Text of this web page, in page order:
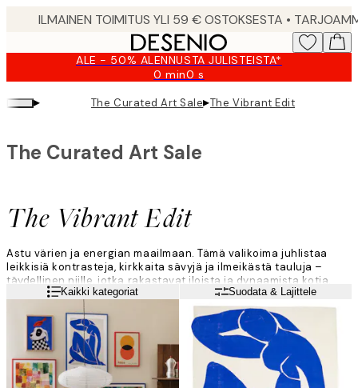
ALE - 50% ALENNUSTA JULISTEISTA*
0 min0 s
Voimassa
asti:
2026-
▸ The Curated Art Sale▸The Vibrant Edit
The Vibrant Edit
The Curated Art Sale
Astu värien ja energian maailmaan. Tämä valikoima juhlistaa
leikkisiä kontrasteja, kirkkaita sävyjä ja ilmeikästä tauluja –
täydellinen niille, jotka rakastavat iloista ja dynaamista kotia.
Lue lisää Kaikki kategoriat Suodata & Lajittele